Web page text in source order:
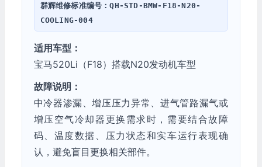
群辉维修标准编号：QH-STD-BMW-F18-N20-
COOLING-004
适用车型：
宝马520Li（F18）搭载N20发动机车型
故障说明：
中冷器渗漏、增压压力异常、进气管路漏气或
增压空气冷却器更换需求时，需要结合故障
码、温度数据、压力状态和实车运行表现确
认，避免盲目更换相关部件。